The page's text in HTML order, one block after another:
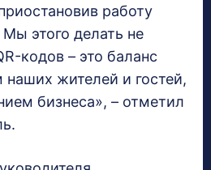
работу
этого делать не
кодов – это баланс
жителей и гостей,
бизнеса», – отметил